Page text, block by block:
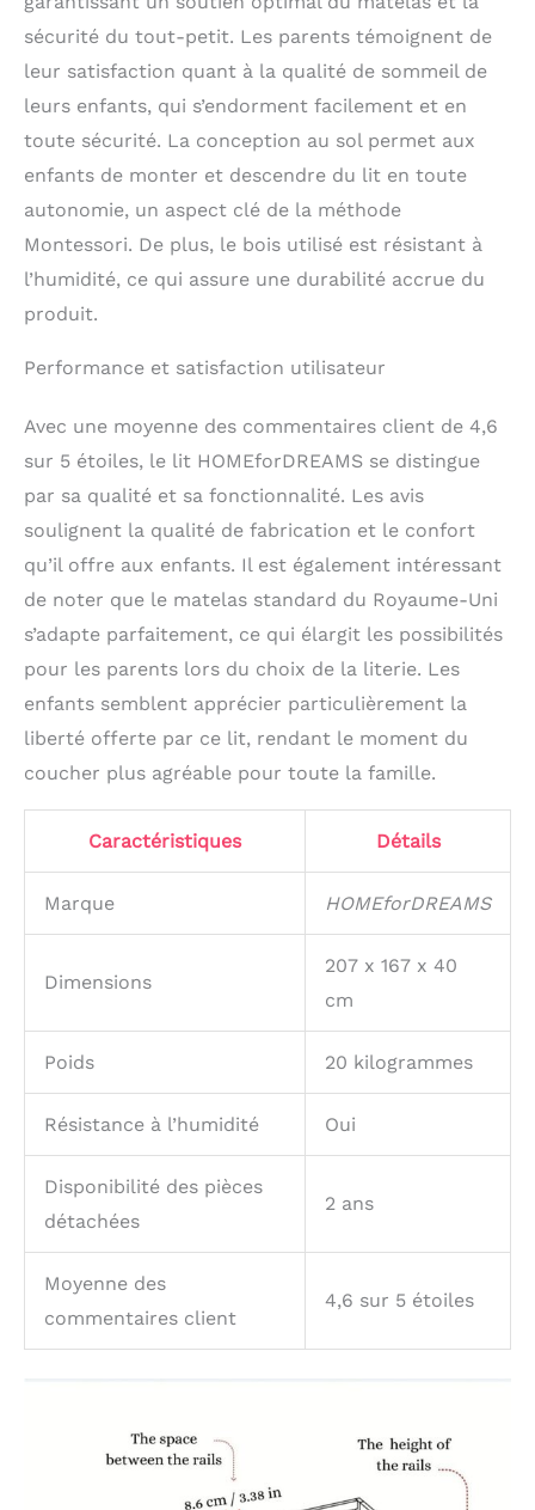
sécurité du tout-petit. Les parents témoignent de
leur satisfaction quant à la qualité de sommeil de
leurs enfants, qui s’endorment facilement et en
toute sécurité. La conception au sol permet aux
enfants de monter et descendre du lit en toute
autonomie, un aspect clé de la méthode
Montessori. De plus, le bois utilisé est résistant à
l’humidité, ce qui assure une durabilité accrue du
produit.
Performance et satisfaction utilisateur
Avec une moyenne des commentaires client de 4,6
sur 5 étoiles, le lit HOMEforDREAMS se distingue
par sa qualité et sa fonctionnalité. Les avis
soulignent la qualité de fabrication et le confort
qu’il offre aux enfants. Il est également intéressant
de noter que le matelas standard du Royaume-Uni
s’adapte parfaitement, ce qui élargit les possibilités
pour les parents lors du choix de la literie. Les
enfants semblent apprécier particulièrement la
liberté offerte par ce lit, rendant le moment du
coucher plus agréable pour toute la famille.
Caractéristiques Détails
Marque HOMEforDREAMS
Dimensions
207 x 167 x 40
cm
Poids 20 kilogrammes
Résistance à l’humidité Oui
Disponibilité des pièces
détachées
2 ans
Moyenne des
commentaires client
4,6 sur 5 étoiles